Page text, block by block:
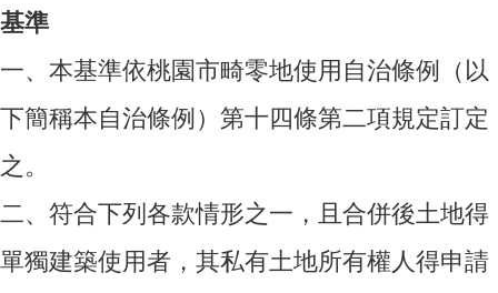
基準
一、 本基準依桃園市畸零地使用自治條例（以
下簡稱本自治條例）第十四條第二項規定訂定
之。
二、 符合下列各款情形之一，且合併後土地得
單獨建築使用者，其私有土地所有權人得申請